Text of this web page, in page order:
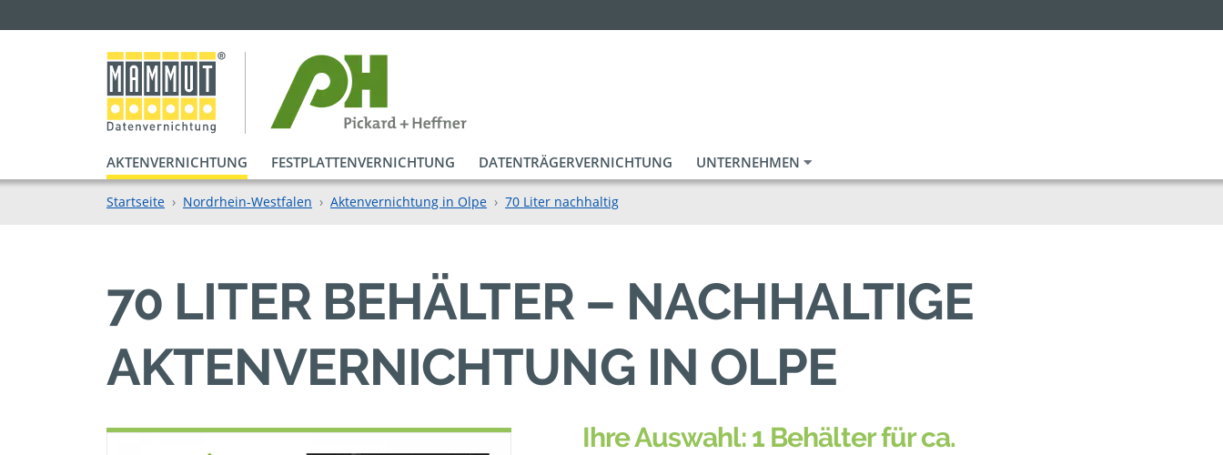
AKTENVERNICHTUNG FESTPLATTENVERNICHTUNG DATENTRÄGERVERNICHTUNG UNTERNEHMEN
Startseite Nordrhein-Westfalen Aktenvernichtung in Olpe 70 Liter nachhaltig
70 LITER BEHÄLTER – NACHHALTIGE
AKTENVERNICHTUNG IN OLPE
Ihre Auswahl: 1 Behälter für ca.